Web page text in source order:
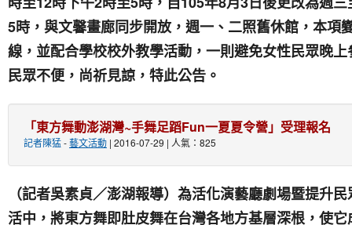
時至
時下午 時至 時，自 年 月 日後更改為週
5時，與文馨畫廊同步開放，週一、二照舊休館，本項
線，並配合學校校外教學活動，一則避免女性民眾晚
民眾不便，尚祈見諒，特此公告。
「東方舞動澎湖灣~手舞足蹈Fun一夏夏令營」受理報名
記者陳猛-藝文活動 | 2016-07-29 | 人氣：825
（記者吳素貞／澎湖報導）為活化演藝廳劇場暨提升
活中，將東方舞即肚皮舞在台灣各地方基層深根，使